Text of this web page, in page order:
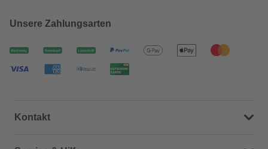
Unsere Zahlungsarten
Kontakt